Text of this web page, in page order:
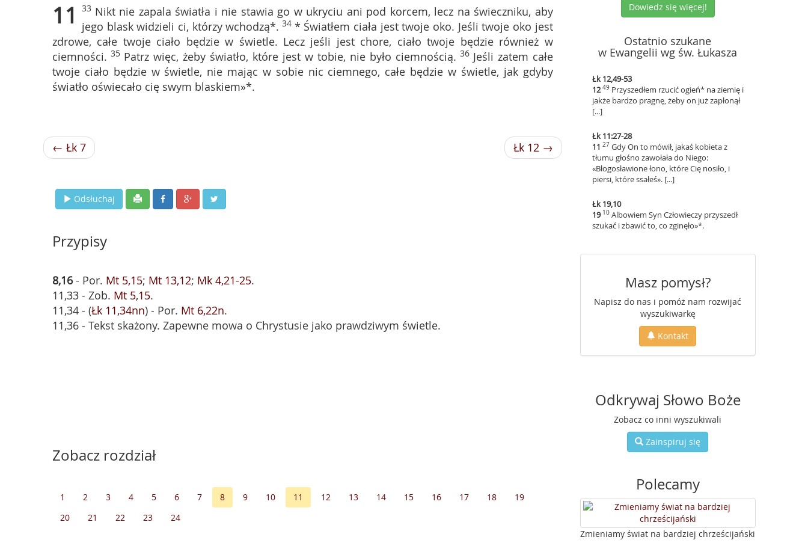
11 33 Nikt nie zapala światła i nie stawia go w ukryciu ani pod korcem, lecz na świeczniku, aby
jego blask widzieli ci, którzy wchodzą*. 34 * Światłem ciała jest twoje oko. Jeśli twoje oko jest
zdrowe, całe twoje ciało będzie w świetle. Lecz jeśli jest chore, ciało twoje będzie również w
ciemności. 35 Patrz więc, żeby światło, które jest w tobie, nie było ciemnością. 36 Jeśli zatem całe
twoje ciało będzie w świetle, nie mając w sobie nic ciemnego, całe będzie w świetle, jak gdyby
światło oświecało cię swym blaskiem»*.
← Łk 7 Łk 12 →
Odsłuchaj
Przypisy
8,16- Por. Mt 5,15; Mt 13,12; Mk 4,21-25.
11,33 - Zob. Mt 5,15.
11,34 - (Łk 11,34nn) - Por. Mt 6,22n.
11,36 - Tekst skażony. Zapewne mowa o Chrystusie jako prawdziwym świetle.
Zobacz rozdział
1 2 3 4 5 6 7 8 9 10 11 12 13 14 15 16 17 18
19
20
21 22 23 24
Dowiedz się więcej!
Ostatnio szukane
w Ewangelii wg św. Łukasza
Łk 12,49-53
1249 Przyszedłem rzucić ogień* na ziemię i
jakże bardzo pragnę, żeby on już zapłonął
[...]
Łk 11:27-28
11 27 Gdy On to mówił, jakaś kobieta z
tłumu głośno zawołała do Niego:
«Błogosławione łono, które Cię nosiło, i
piersi, które ssałeś». [...]
Łk 19,10
1910 Albowiem Syn Człowieczy przyszedł
szukać i zbawić to, co zginęło»*.
Masz pomysł?
Napisz do nas i pomóż nam rozwijać
wyszukiwarkę
Kontakt
Odkrywaj Słowo Boże
Zobacz co inni wyszukiwali
Zainspiruj się
Polecamy
Zmieniamy świat na bardziej chrześcijański